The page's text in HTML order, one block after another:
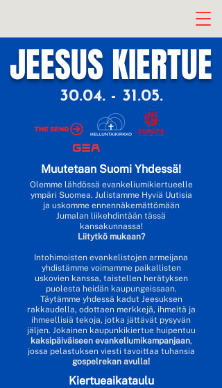
30.04. - 31.05.
JEESUS KIERTUE
Muutetaan Suomi Yhdessä!
Olemme lähdössä evankeliumikiertueelle
ympäri Suomea. Julistamme Hyviä Uutisia
ja uskomme ennennäkemättömään
Jumalan liikehdintään tässä
kansakunnassa!
Liitytkö mukaan?
Intohimoisten evankelistojen armeijana
yhdistämme voimamme paikallisten
uskovien kanssa, taistellen herätyksen
puolesta heidän kaupungeissaan.
Täytämme yhdessä kadut Jeesuksen
rakkaudella, odottaen merkkejä, ihmeitä ja
ihmeellisiä tekoja, jotka jättävät pysyvän
jäljen. Jokainen kaupunkikiertue huipentuu
kaksipäiväiseen evankeliumikampanjaan,
jossa pelastuksen viesti tavoittaa tuhansia
gospelrekan avulla!
Kiertueaikataulu